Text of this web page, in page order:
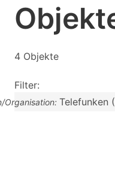
4 Objekte
Filter:
Organisation: Telefunken